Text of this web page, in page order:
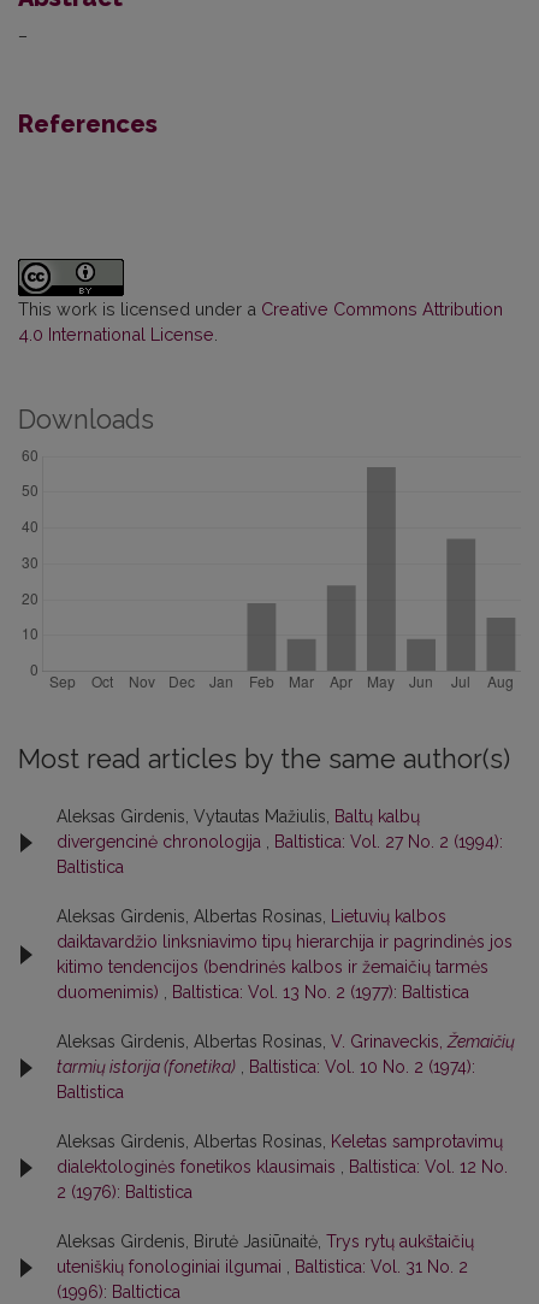
–
References
This work is licensed under a Creative Commons Attribution
4.0 International License.
Downloads
Most read articles by the same author(s)
Aleksas Girdenis, Vytautas Mažiulis, Baltų kalbų
divergencinė chronologija , Baltistica: Vol. 27 No. 2 (1994):
Baltistica
Aleksas Girdenis, Albertas Rosinas, Lietuvių kalbos
daiktavardžio linksniavimo tipų hierarchija ir pagrindinės jos
kitimo tendencijos (bendrinės kalbos ir žemaičių tarmės
duomenimis) , Baltistica: Vol. 13 No. 2 (1977): Baltistica
Aleksas Girdenis, Albertas Rosinas, V. Grinaveckis,Žemaičių
tarmių istorija (fonetika) , Baltistica: Vol. 10 No. 2 (1974):
Baltistica
Aleksas Girdenis, Albertas Rosinas, Keletas samprotavimų
dialektologinės fonetikos klausimais , Baltistica: Vol. 12 No.
2 (1976): Baltistica
Aleksas Girdenis, Birutė Jasiūnaitė, Trys rytų aukštaičių
uteniškių fonologiniai ilgumai , Baltistica: Vol. 31 No. 2
(1996): Baltictica